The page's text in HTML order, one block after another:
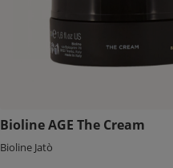
Bioline AGE The Cream
Bioline Jatò